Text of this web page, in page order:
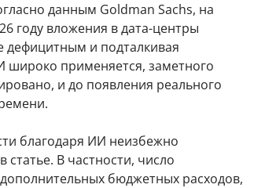
данным Goldman Sachs, на
году вложения в дата-центры
дефицитным и подталкивая
широко применяется, заметного
и до появления реального
благодаря ИИ неизбежно
статье. В частности, число
бюджетных расходов,